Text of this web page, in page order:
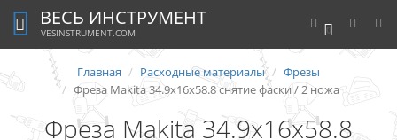
0
ВЕСЬ ИНСТРУМЕНТ
VESINSTRUMENT.COM
Главная Расходные материалы
Фрезы
Фреза Makita 34.9х16х58.8 снятие фаски / 2 ножа
Фреза Makita 34.9х16х58.8